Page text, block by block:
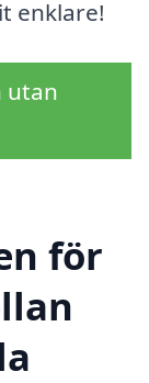
enklare!
utan
för